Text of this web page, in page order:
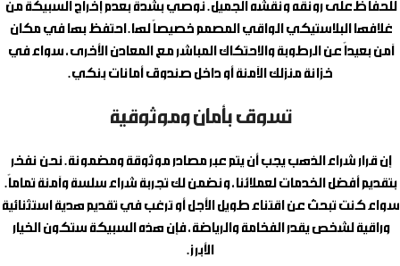
للحفاظ على رونقه ونقشه الجميل. نوصي بشدة بعدم إخراج السبيكة من
غلافها البلاستيكي الواقي المصمم خصيصاً لها. احتفظ بها في مكان
آمن بعيداً عن الرطوبة والاحتكاك المباشر مع المعادن الأخرى، سواء في
خزانة منزلك الآمنة أو داخل صندوق أمانات بنكي.
تسوق بأمان وموثوقية
إن قرار شراء الذهب يجب أن يتم عبر مصادر موثوقة ومضمونة. نحن نفخر
بتقديم أفضل الخدمات لعملائنا، ونضمن لك تجربة شراء سلسة وآمنة تماماً.
سواء كنت تبحث عن اقتناء طويل الأجل أو ترغب في تقديم هدية استثنائية
وراقية لشخص يقدر الفخامة والرياضة، فإن هذه السبيكة ستكون الخيار
الأبرز.